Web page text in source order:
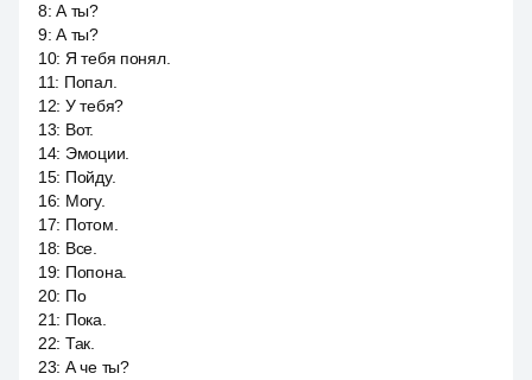
8:А ты?
9:А ты?
10: Я тебя понял.
11: Попал.
12: У тебя?
13: Вот.
14: Эмоции.
15: Пойду.
16: Могу.
17: Потом.
18: Все.
19: Попона.
20: По
21: Пока.
22: Так.
23: А че ты?